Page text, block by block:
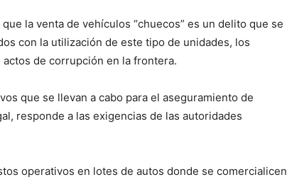
la venta de vehículos “chuecos” es un delito que se
con la utilización de este tipo de unidades, los
de corrupción en la frontera.
que se llevan a cabo para el aseguramiento de
responde a las exigencias de las autoridades
operativos en lotes de autos donde se comercialicen